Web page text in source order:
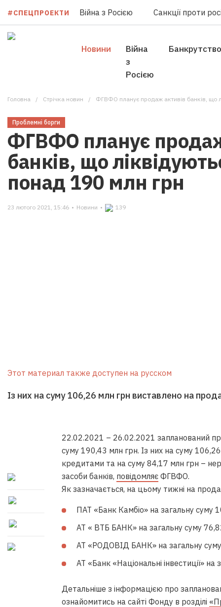
#СПЕЦПРОЕКТИ Війна з Росією Санкції проти
Новини
Війна
з
Росією
Банкрутство
Головна Стрічка новин ФГВФО планує продаж активів банків, що
Проблемні борги
ФГВФО планує
банків, що
понад 190 млн грн
23 лютого 2021, 15:46 • Новини • 139
Этот материал также доступен на русском
Із них на суму 106,26 млн грн виставлено на
22.02.2021 – 26.02.2021 запланований
суму 190,43 млн грн. Із них на суму
кредитами та на суму 84,17 млн грн –
засоби банків, повідомляє ФГВФО.
Як зазначається, на цьому тижні на
ПАТ «Банк Камбіо» на загальну суму
АТ « ВТБ БАНК» на загальну суму
АТ «РОДОВІД БАНК» на загальну
АТ «Банк «Національні інвестиції»
Детальніше з інформацією про
ознайомитись на сайті Фонду в розділі